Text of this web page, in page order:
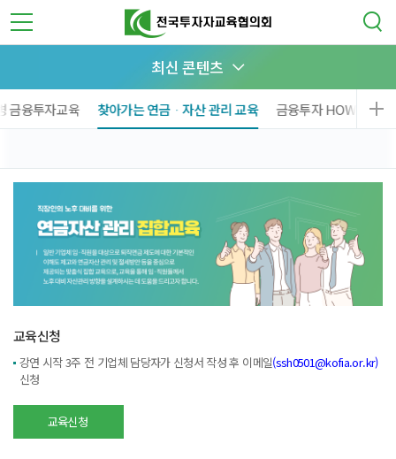
최신 콘텐츠
금융투자교육 찾아가는 연금ᆞ자산 관리 교육 금융투자 HOWTO
교육신청
강연 시작 3주 전 기업체 담당자가 신청서 작성 후 이메일(ssh0501@kofia.or.kr)
신청
교육신청